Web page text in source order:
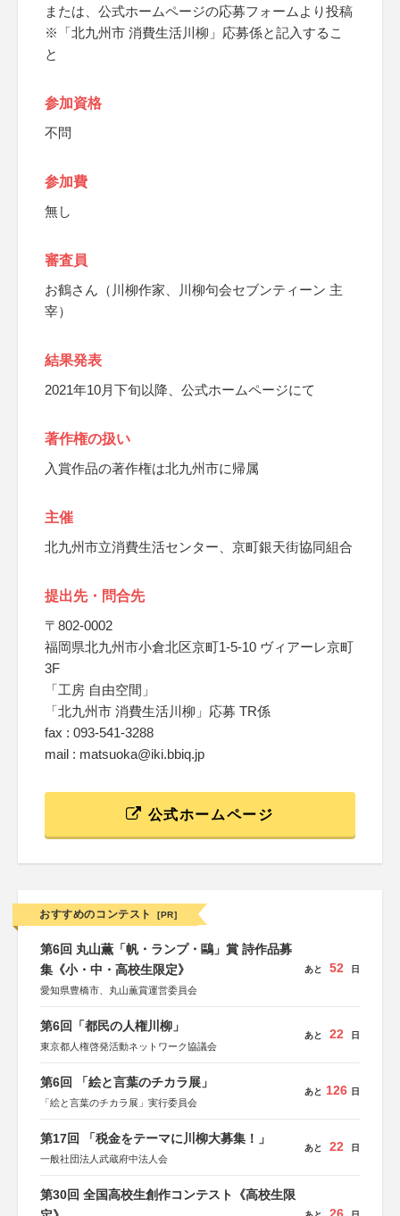
または、公式ホームページの応募フォームより投稿
※「北九州市 消費生活川柳」応募係と記入するこ
と
参加資格
不問
参加費
無し
審査員
お鶴さん（川柳作家、川柳句会セブンティーン 主
宰）
結果発表
2021年10月下旬以降、公式ホームページにて
著作権の扱い
入賞作品の著作権は北九州市に帰属
主催
北九州市立消費生活センター、京町銀天街協同組合
提出先・問合先
〒802-0002
福岡県北九州市小倉北区京町1-5-10 ヴィアーレ京町
3F
「工房 自由空間」
「北九州市 消費生活川柳」応募 TR係
fax : 093-541-3288
mail : matsuoka@iki.bbiq.jp
公式ホームページ
おすすめのコンテスト [PR]
第6回 丸山薫「帆・ランプ・鷗」賞 詩作品募
集《小・中・高校生限定》
愛知県豊橋市、丸山薫賞運営委員会
あと 52 日
第6回「都民の人権川柳」
東京都人権啓発活動ネットワーク協議会
あと 22 日
第6回 「絵と言葉のチカラ展」
「絵と言葉のチカラ展」実行委員会
あと 126 日
第17回 「税金をテーマに川柳大募集！」
一般社団法人武蔵府中法人会
あと 22 日
第30回 全国高校生創作コンテスト《高校生限